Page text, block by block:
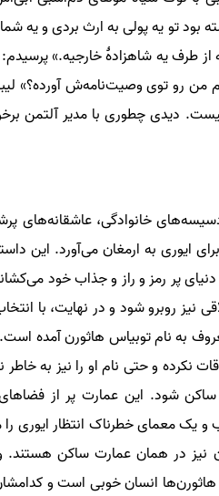
تو یه پولی به ارث بردی و یه
از طرف یه شاهزادۀ خارجیه.»
رو توی وصیت‌نامه‌ش آورده؟»
دیدی چطوری با مدیر آلتمن
خانوادگی، عاشقانه‌های
ایوری به ارمغان می‌آورد. این
دنیای پر رمز و راز و جذاب خود
نیز روبرو شود و در نهایت، با
به نام توبیاس هاثورن آمده
نکرده و حتی نام او را نیز به
ساکن شود. این عمارت پر از
معمای خطرناک انتظار ایوری را
در همان عمارت ساکن هستند.
انسان خوبی است و